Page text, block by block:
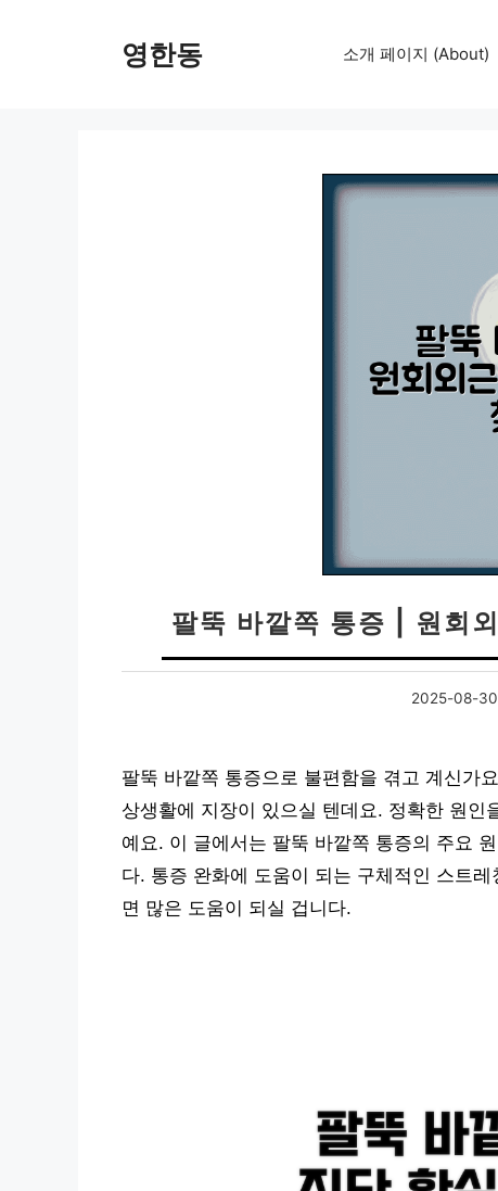
영한동 소개 페이지 (About)
팔뚝 바깥쪽 통증 | 원회
2025-08-30
팔뚝 바깥쪽 통증으로 불편함을 겪고 계신가
상생활에 지장이 있으실 텐데요. 정확한 원인
예요. 이 글에서는 팔뚝 바깥쪽 통증의 주요
다. 통증 완화에 도움이 되는 구체적인 스트
면 많은 도움이 되실 겁니다.